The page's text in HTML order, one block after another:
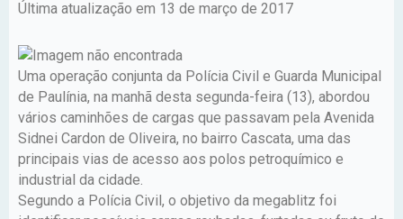
Última atualização em 13 de março de 2017
Uma operação conjunta da Polícia Civil e Guarda Municipal
de Paulínia, na manhã desta segunda-feira (13), abordou
vários caminhões de cargas que passavam pela Avenida
Sidnei Cardon de Oliveira, no bairro Cascata, uma das
principais vias de acesso aos polos petroquímico e
industrial da cidade.
Segundo a Polícia Civil, o objetivo da megablitz foi